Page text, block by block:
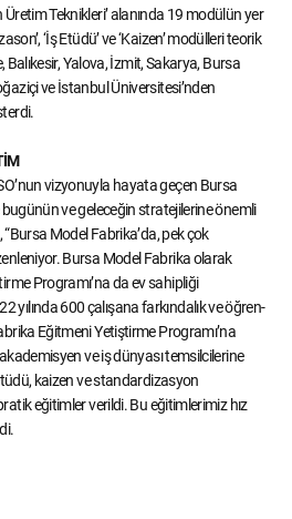
Üretim Teknikleri’ alanında 19 modülün yer
‘İş Etüdü’ ve ‘Kaizen’ modülleri teorik
Yalova, İzmit, Sakarya, Bursa
ve İstanbul Üniversitesi’nden
vizyonuyla hayata geçen Bursa
bugünün ve geleceğin stratejilerine önemli
“Bursa Model Fabrika’da, pek çok
Bursa Model Fabrika olarak
Programı’na da ev sahipliği
600 çalışana farkındalık ve öğren-
Eğitmeni Yetiştirme Programı’na
ve iş dünyası temsilcilerine
kaizen ve standardizasyon
eğitimler verildi. Bu eğitimlerimiz hız